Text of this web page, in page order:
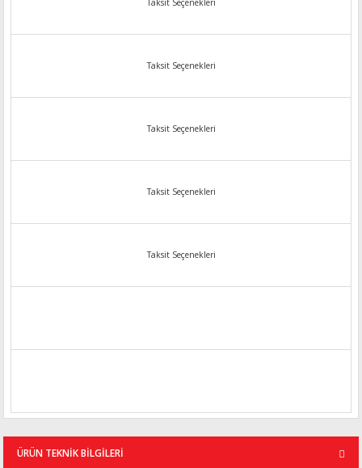
Taksit Seçenekleri
Taksit Seçenekleri
Taksit Seçenekleri
Taksit Seçenekleri
Taksit Seçenekleri
ÜRÜN TEKNİK BİLGİLERİ